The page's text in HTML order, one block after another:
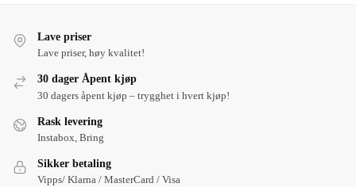
Lave priser
Lave priser, høy kvalitet!
30 dager Åpent kjøp
30 dagers åpent kjøp – trygghet i hvert kjøp!
Rask levering
Instabox, Bring
Sikker betaling
Vipps/ Klarna / MasterCard / Visa